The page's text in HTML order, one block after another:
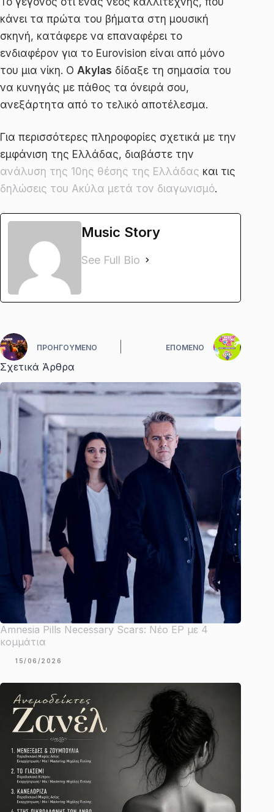
κάνει τα πρώτα του βήματα στη μουσική
σκηνή, κατάφερε να επαναφέρει το
ενδιαφέρον για το Eurovision είναι από μόνο
του μια νίκη. Ο Akylas δίδαξε τη σημασία του
να κυνηγάς με πάθος τα όνειρά σου,
ανεξάρτητα από το τελικό αποτέλεσμα.
Για περισσότερες πληροφορίες σχετικά με την
εμφάνιση της Ελλάδας, διαβάστε την
ανάλυση της 10ης θέσης της Ελλάδας και τις
δηλώσεις του Ακύλα μετά τον διαγωνισμό.
Music Story
See Full Bio
ΠΡΟΗΓΟΎΜΕΝΟ ΕΠΌΜΕΝΟ
Σχετικά Άρθρα
Amnesia Pills Necessary Scars: Νέο EP με 4
κομμάτια
15/06/2026